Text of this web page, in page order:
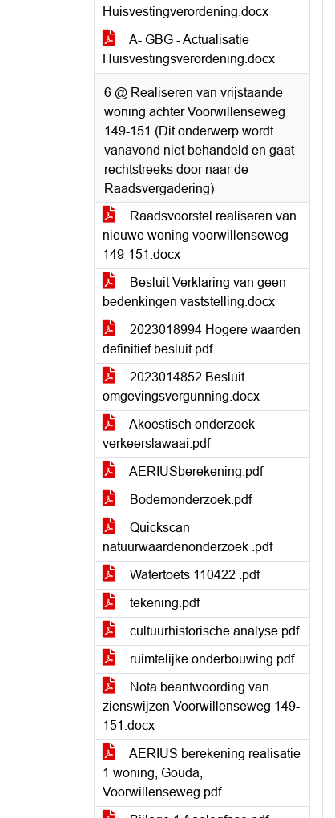
Huisvestingverordening.docx
A- GBG - Actualisatie
Huisvestingsverordening.docx
6 @ Realiseren van vrijstaande
woning achter Voorwillenseweg
149-151 (Dit onderwerp wordt
vanavond niet behandeld en gaat
rechtstreeks door naar de
Raadsvergadering)
Raadsvoorstel realiseren van
nieuwe woning voorwillenseweg
149-151.docx
Besluit Verklaring van geen
bedenkingen vaststelling.docx
2023018994 Hogere waarden
definitief besluit.pdf
2023014852 Besluit
omgevingsvergunning.docx
Akoestisch onderzoek
verkeerslawaai.pdf
AERIUSberekening.pdf
Bodemonderzoek.pdf
Quickscan
natuurwaardenonderzoek .pdf
Watertoets 110422 .pdf
tekening.pdf
cultuurhistorische analyse.pdf
ruimtelijke onderbouwing.pdf
Nota beantwoording van
zienswijzen Voorwillenseweg 149-
151.docx
AERIUS berekening realisatie
1 woning, Gouda,
Voorwillenseweg.pdf